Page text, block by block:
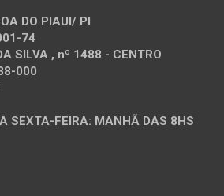
DO PIAUI/ PI
74
SILVA , nº 1488 - CENTRO
000
SEXTA-FEIRA: MANHÃ DAS 8HS